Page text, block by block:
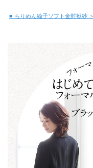
■ ちりめん綸子ソフト金封袱紗 ＞